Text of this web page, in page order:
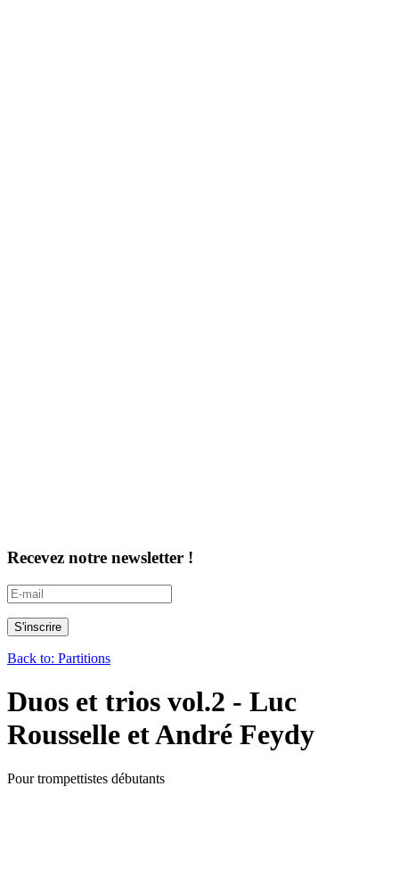
Recevez notre newsletter !
Back to: Partitions
Duos et trios vol.2 - Luc
Rousselle et André Feydy
Pour trompettistes débutants